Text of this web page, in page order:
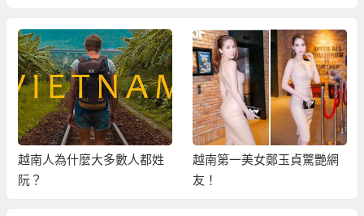
越南人為什麼大多數人都姓
阮？
越南第一美女鄭玉貞驚艷網
友！